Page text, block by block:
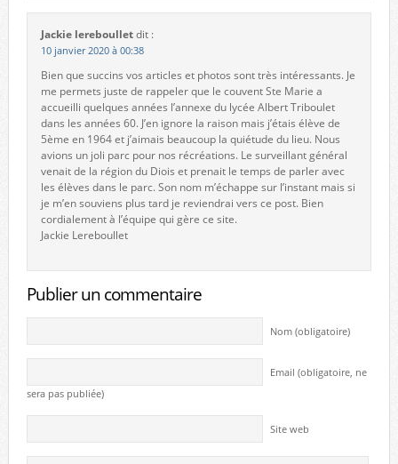
Jackie lereboulletdit :
10 janvier 2020 à 00:38
Bien que succins vos articles et photos sont très intéressants. Je
me permets juste de rappeler que le couvent Ste Marie a
accueilli quelques années l’annexe du lycée Albert Triboulet
dans les années 60. J’en ignore la raison mais j’étais élève de
5ème en 1964 et j’aimais beaucoup la quiétude du lieu. Nous
avions un joli parc pour nos récréations. Le surveillant général
venait de la région du Diois et prenait le temps de parler avec
les élèves dans le parc. Son nom m’échappe sur l’instant mais si
je m’en souviens plus tard je reviendrai vers ce post. Bien
cordialement à l’équipe qui gère ce site.
Jackie Lereboullet
Publier un commentaire
Nom (obligatoire)
Email (obligatoire, ne
sera pas publiée)
Site web